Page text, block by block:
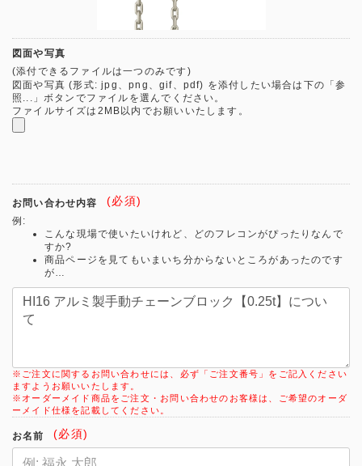
図面や写真
(添付できるファイルは一つのみです)
図面や写真 (形式: jpg、png、gif、pdf) を添付したい場合は下の「参
照...」ボタンでファイルを選んでください。
ファイルサイズは2MB以内でお願いいたします。
お問い合わせ内容 (必須)
例:
こんな現場で使いたいけれど、どのフレコンがぴったりなんで
すか?
商品ページを見てもいまいち分からないところがあったのです
が…
※ご注文に関するお問い合わせには、必ず「ご注文番号」をご記入ください
ますようお願いいたします。
※オーダーメイド商品をご注文・お問い合わせのお客様は、ご希望のオーダ
ーメイド仕様を記載してください。
お名前 (必須)